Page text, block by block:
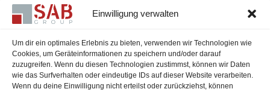
Einwilligung verwalten
Um dir ein optimales Erlebnis zu bieten, verwenden wir Technologien wie
Cookies, um Geräteinformationen zu speichern und/oder darauf
zuzugreifen. Wenn du diesen Technologien zustimmst, können wir Daten
wie das Surfverhalten oder eindeutige IDs auf dieser Website verarbeiten.
Wenn du deine Einwilligung nicht erteilst oder zurückziehst, können
Karriere